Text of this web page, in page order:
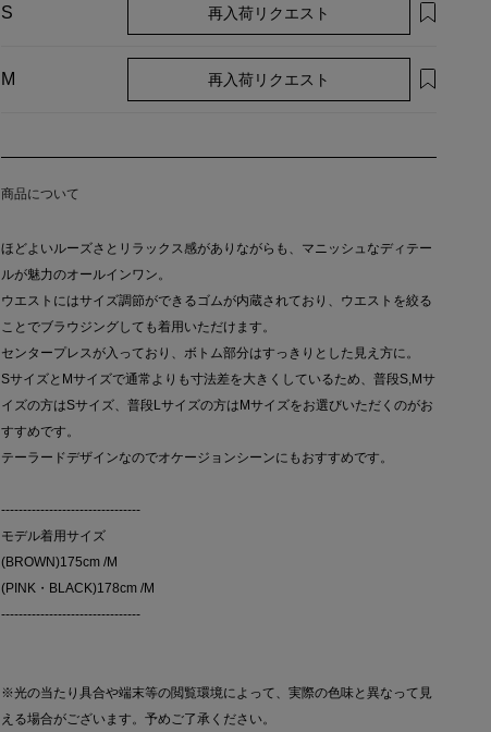
S 再入荷リクエスト
M 再入荷リクエスト
商品について
ほどよいルーズさとリラックス感がありながらも、マニッシュなディテー
ルが魅力のオールインワン。
ウエストにはサイズ調節ができるゴムが内蔵されており、ウエストを絞る
ことでブラウジングしても着用いただけます。
センタープレスが入っており、ボトム部分はすっきりとした見え方に。
SサイズとMサイズで通常よりも寸法差を大きくしているため、普段S,Mサ
イズの方はSサイズ、普段Lサイズの方はMサイズをお選びいただくのがお
すすめです。
テーラードデザインなのでオケージョンシーンにもおすすめです。
--------------------------------
モデル着用サイズ
(BROWN)175cm /M
(PINK・BLACK)178cm /M
--------------------------------
※光の当たり具合や端末等の閲覧環境によって、実際の色味と異なって見
える場合がございます。予めご了承ください。